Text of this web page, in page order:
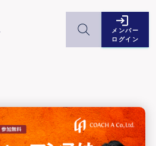
メンバー
ログイン